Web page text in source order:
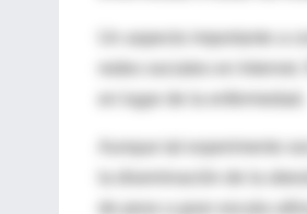
Un aspecto importante a
redes sociales en
en lugar de la enfermedad.
Aunque tal experimento